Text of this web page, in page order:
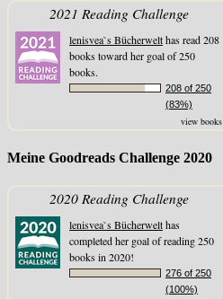
2021 Reading Challenge
lenisvea`s Bücherwelthas read 208
books toward her goal of 250
books.
208 of 250
(83%)
view books
Meine Goodreads Challenge 2020
2020 Reading Challenge
lenisvea`s Bücherwelthas
completed her goal of reading 250
books in 2020!
276 of 250
(100%)